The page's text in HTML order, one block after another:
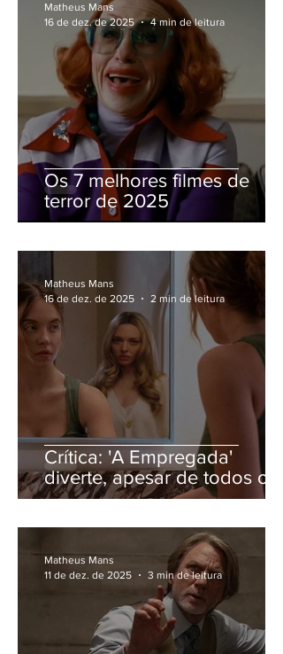
Os 7 melhores filmes de
terror de 2025
Matheus Mans
16 de dez. de 2025
4 min de leitura
Crítica: 'A Empregada'
diverte, apesar de todos os
problemas técnicos
Matheus Mans
16 de dez. de 2025
2 min de leitura
Matheus Mans
11 de dez. de 2025
3 min de leitura